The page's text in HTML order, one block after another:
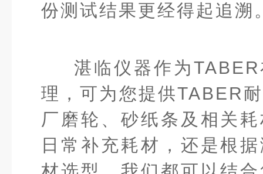
份测试结果更经得起追溯
湛临仪器作为
理，可为您提供TABER
厂磨轮、砂纸条及相关
日常补充耗材，还是根